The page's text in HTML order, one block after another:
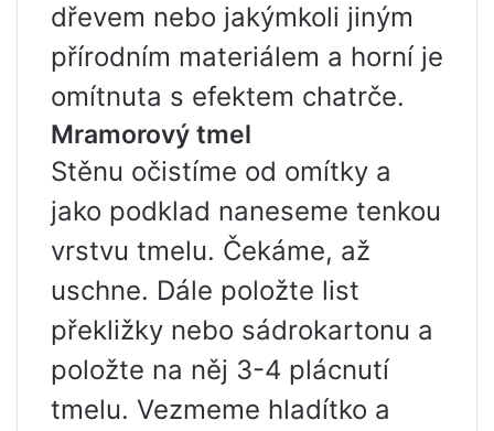
dřevem nebo jakýmkoli jiným
přírodním materiálem a horní je
omítnuta s efektem chatrče.
Mramorový tmel
Stěnu očistíme od omítky a
jako podklad naneseme tenkou
vrstvu tmelu. Čekáme, až
uschne. Dále položte list
překližky nebo sádrokartonu a
položte na něj 3-4 plácnutí
tmelu. Vezmeme hladítko a